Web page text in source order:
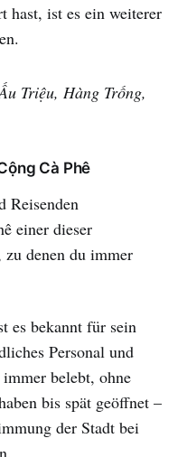
hast, ist es ein weiterer
Triệu, Hàng Trống,
Cà Phê
Reisenden
einer dieser
zu denen du immer
es bekannt für sein
Personal und
belebt, ohne
bis spät geöffnet –
der Stadt bei